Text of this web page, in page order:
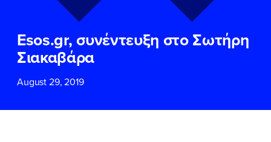
Esos.gr, συνέντευξη στο Σωτήρη
Σιακαβάρα
August 29, 2019
ΕΠΙΘΕΤΟ*
ΤΗΛΕΦΩΝΟ
EMAIL
ΕΠΙΘΕΤΟ*
ΤΗΛΕΦΩΝΟ
EMAIL